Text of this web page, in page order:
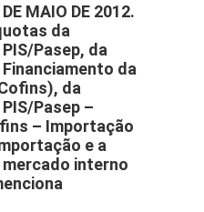
MAIO DE 2012.
da
Pasep, da
da
da
Pasep –
– Importação
e a
interno